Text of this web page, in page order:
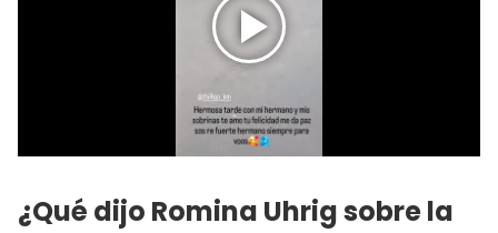
¿Qué dijo Romina Uhrig sobre la